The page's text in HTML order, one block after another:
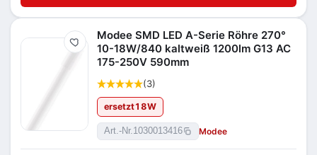
Merken
Modee SMD LED A-Serie Röhre 270°
10-18W/840 kaltweiß 1200lm G13 AC
175-250V 590mm
(3)
ersetzt18W
Art.-Nr.1030013416 Modee